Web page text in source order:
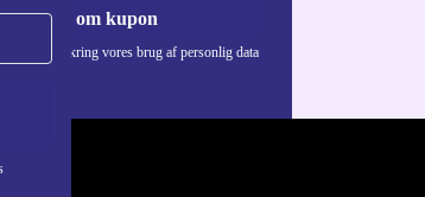
Anmod om kupon
omkring vores brug af personlig data